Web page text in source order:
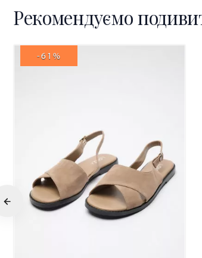
Рекомендуємо
-61%